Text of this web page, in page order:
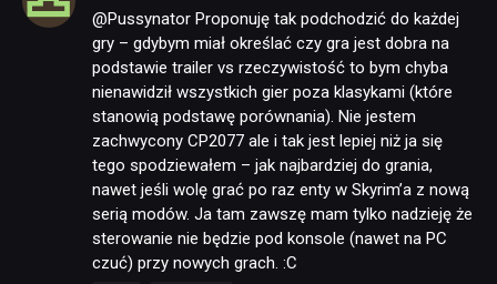
@Pussynator Proponuję tak podchodzić do każdej
gry – gdybym miał określać czy gra jest dobra na
podstawie trailer vs rzeczywistość to bym chyba
nienawidził wszystkich gier poza klasykami (które
stanowią podstawę porównania). Nie jestem
zachwycony CP2077 ale i tak jest lepiej niż ja się
tego spodziewałem – jak najbardziej do grania,
nawet jeśli wolę grać po raz enty w Skyrim’a z nową
serią modów. Ja tam zawszę mam tylko nadzieję że
sterowanie nie będzie pod konsole (nawet na PC
czuć) przy nowych grach. :C